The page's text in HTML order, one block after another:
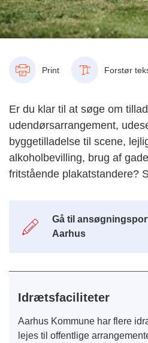
Print Forstør
Er du klar til at søge om
udendørsarrangement,
byggetilladelse til scene,
alkoholbevilling, brug af
fritstående plakatstandere?
Gå til
Aarhus
Idrætsfaciliteter
Aarhus Kommune har flere
lejes til offentlige